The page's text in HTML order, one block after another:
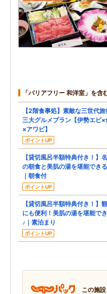
「バリアフリー 和洋室」を含
【2階食事処】素敵な三世代
三大グルメプラン【伊勢エビ
×アワビ】
ポイントUP
【貸切風呂半額特典付き！】
の朝食と美肌の湯を堪能でき
｜朝食付
ポイントUP
【貸切風呂半額特典付き！】
にも便利！美肌の湯を堪能で
♪｜素泊まり
ポイントUP
この施